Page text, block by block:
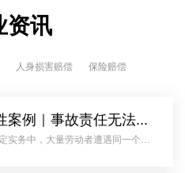
资讯
人身损害赔偿 保险赔偿
最高检指导性案例｜事故责任无法认定，不得拒绝工伤认定！举证责任不在劳动者
实务中，大量劳动者遭遇同一个维
、因工外出发生交通事故，因属于